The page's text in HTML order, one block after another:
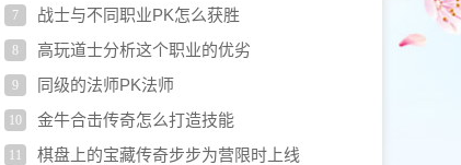
LLLLLLLL
7 战士与不同职业PK怎么获胜
8 高玩道士分析这个职业的优劣
9 同级的法师PK法师
10 金牛合击传奇怎么打造技能
11 棋盘上的宝藏传奇步步为营限时上线